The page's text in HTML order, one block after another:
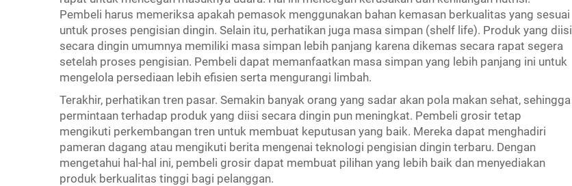
Pembeli harus memeriksa apakah pemasok menggunakan bahan kemasan berkualitas yang sesuai
untuk proses pengisian dingin. Selain itu, perhatikan juga masa simpan (shelf life). Produk yang diisi
secara dingin umumnya memiliki masa simpan lebih panjang karena dikemas secara rapat segera
setelah proses pengisian. Pembeli dapat memanfaatkan masa simpan yang lebih panjang ini untuk
mengelola persediaan lebih efisien serta mengurangi limbah.
Terakhir, perhatikan tren pasar. Semakin banyak orang yang sadar akan pola makan sehat, sehingga
permintaan terhadap produk yang diisi secara dingin pun meningkat. Pembeli grosir tetap
mengikuti perkembangan tren untuk membuat keputusan yang baik. Mereka dapat menghadiri
pameran dagang atau mengikuti berita mengenai teknologi pengisian dingin terbaru. Dengan
mengetahui hal-hal ini, pembeli grosir dapat membuat pilihan yang lebih baik dan menyediakan
produk berkualitas tinggi bagi pelanggan.